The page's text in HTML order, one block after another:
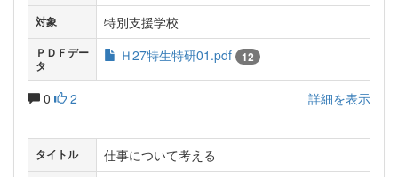
対象 特別支援学校
ＰＤＦデー
タ
Ｈ27特生特研01.pdf 12
0 2 詳細を表示
タイトル 仕事について考える